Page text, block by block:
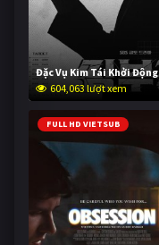
Đặc Vụ Kim Tái Khởi Động
604,063 lượt xem
FULL HD VIETSUB